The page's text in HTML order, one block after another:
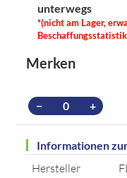
unterwegs
*(nicht am Lager,
Merken
− +
Informationen
Hersteller